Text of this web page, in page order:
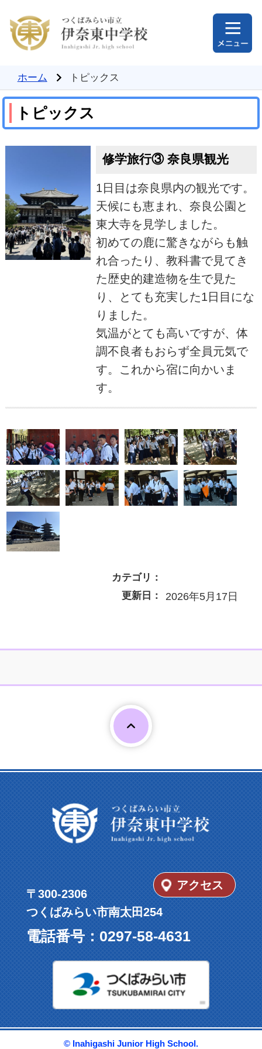
ホーム トピックス
トピックス
修学旅行③ 奈良県観光
1日目は奈良県内の観光です。
天候にも恵まれ、奈良公園と
東大寺を見学しました。
初めての鹿に驚きながらも触
れ合ったり、教科書で見てき
た歴史的建造物を生で見た
り、とても充実した1日目にな
りました。
気温がとても高いですが、体
調不良者もおらず全員元気で
す。これから宿に向かいま
す。
カテゴリ：
更新日：
2026年5月17日
〒300-2306
つくばみらい市南太田254
アクセス
電話番号： 0297-58-4631
© Inahigashi Junior High School.